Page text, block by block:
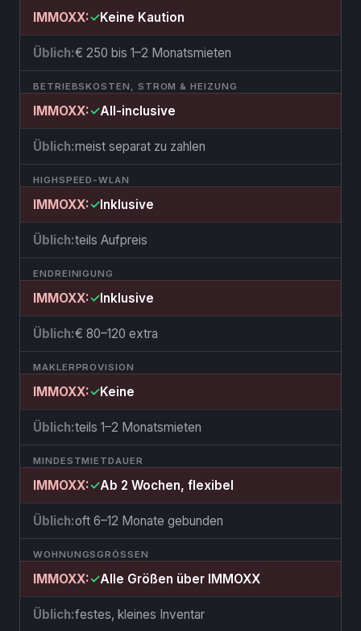
✓Keine Kaution
€ 250 bis 1–2 Monatsmieten
BETRIEBSKOSTEN, STROM & HEIZUNG
✓All-inclusive
meist separat zu zahlen
HIGHSPEED-WLAN
✓Inklusive
teils Aufpreis
ENDREINIGUNG
✓Inklusive
€ 80–120 extra
MAKLERPROVISION
✓Keine
teils 1–2 Monatsmieten
MINDESTMIETDAUER
✓Ab 2 Wochen, flexibel
oft 6–12 Monate gebunden
WOHNUNGSGRÖSSEN
✓Alle Größen über IMMOXX
festes, kleines Inventar